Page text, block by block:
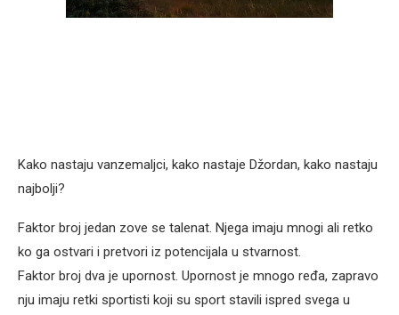
Kako nastaju vanzemaljci, kako nastaje Džordan, kako nastaju
najbolji?
Faktor broj jedan zove se talenat. Njega imaju mnogi ali retko
ko ga ostvari i pretvori iz potencijala u stvarnost.
Faktor broj dva je upornost. Upornost je mnogo ređa, zapravo
nju imaju retki sportisti koji su sport stavili ispred svega u